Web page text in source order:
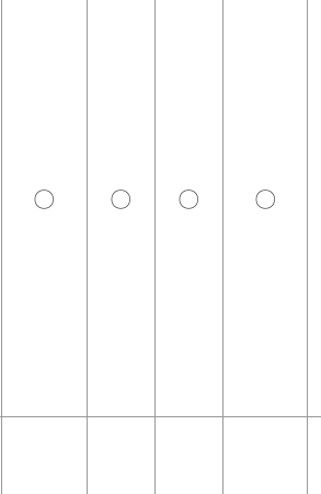
〇 〇 〇 〇